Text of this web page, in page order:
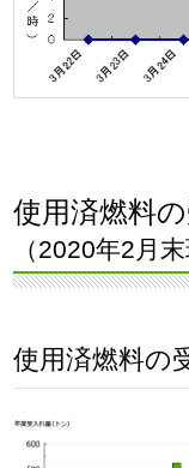
使用済燃料
（2020年2月末
使用済燃料の